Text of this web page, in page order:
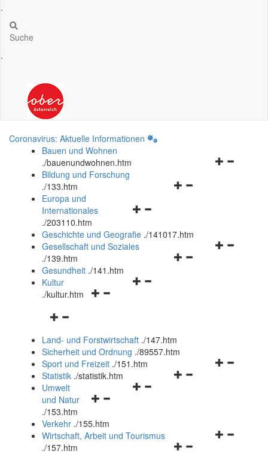
.
Suche
.
Coronavirus: Aktuelle Informationen
Bauen und Wohnen
./bauenundwohnen.htm
Navigationsmenü
Bildung und Forschung
./133.htm
Navigationsmenü
und
schließen
Europa und
Internationales
./203110.htm
Geschichte und Geografie ./141017.htm
Navigationsmenü
Gesellschaft und Soziales
./139.htm
Navigationsmenü
Gesundheit ./141.htm
Navigationsmenü
Kultur
./kultur.htm
Navigationsmenü
und
schließen
Land- und Forstwirtschaft ./147.htm
Sicherheit und Ordnung ./89557.htm
Navigationsmenü
Sport und Freizeit ./151.htm
Navigationsmenü
Statistik ./statistik.htm
Navigationsmenü
und
schließen
Umwelt
und Natur
./153.htm
Verkehr ./155.htm
Navigationsmenü
Wirtschaft, Arbeit und Tourismus
./157.htm